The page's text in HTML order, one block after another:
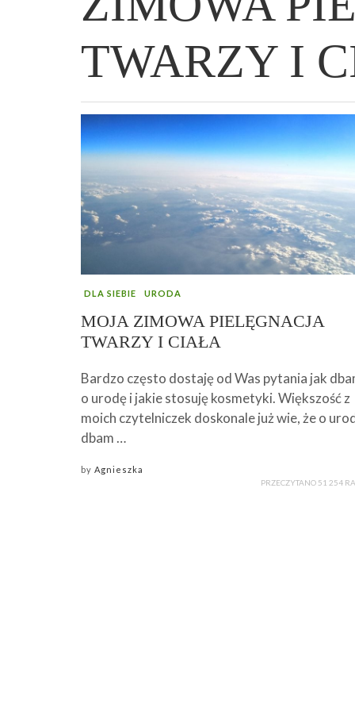
WIELKANOCNA BABKA DROŻDŻOWA –
„TRZYGODZINNA”
„PRZEMIANA” PODRÓŻ DO SIŁY I
WOLNOŚCI :)
GENIALNY ZAKWAS Z BURAKÓW
ROBOTY – WZMACNIA KREW I
AFIRMACJE – TWORZENIE DOBREGO
ŻYCIA!
TWARZY I
DLA SIEBIE URODA
MOJA ZIMOWA PIELĘGNACJA
TWARZY I CIAŁA
Bardzo często dostaję od Was pytania jak
o urodę i jakie stosuję kosmetyki. Większość z
moich czytelniczek doskonale już wie, że o
dbam …
by Agnieszka
PRZECZYTANO 51 254